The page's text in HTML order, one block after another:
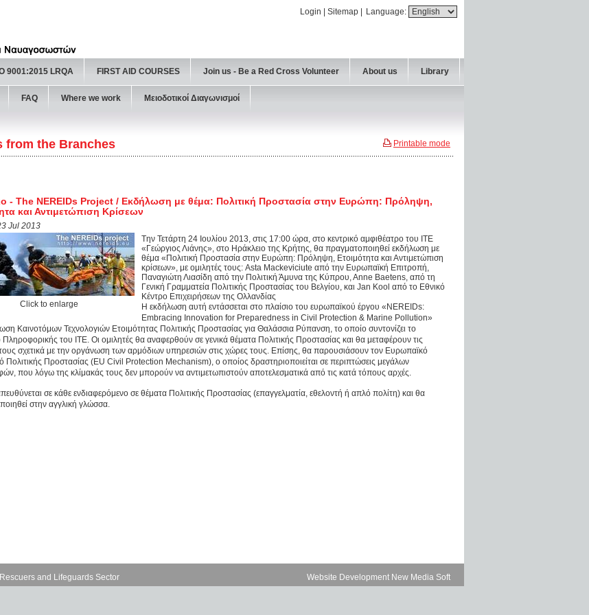
Language:
Login Sitemap
9001:2015 LRQA FIRST AID COURSES Join us - Be a Red Cross Volunteer About us Library
FAQ Where we work Μειοδοτικοί Διαγωνισμοί
Printable mode
from the Branches
- The NEREIDs Project / Εκδήλωση με θέμα: Πολιτική Προστασία στην Ευρώπη: Πρόληψη,
και Αντιμετώπιση Κρίσεων
Jul 2013
Click to enlarge
Tην Τετάρτη 24 Ιουλίου 2013, στις 17:00 ώρα, στο κεντρικό αμφιθέατρο του ΙΤΕ
«Γεώργιος Λιάνης», στο Ηράκλειο της Κρήτης, θα πραγματοποιηθεί εκδήλωση με
θέμα «Πολιτική Προστασία στην Ευρώπη: Πρόληψη, Ετοιμότητα και Αντιμετώπιση
κρίσεων», με ομιλητές τους: Asta Μackeviciute από την Ευρωπαϊκή Επιτροπή,
Παναγιώτη Λιασίδη από την Πολιτική Άμυνα της Kύπρου, Αnne Baetens, από τη
Γενική Γραμματεία Πολιτικής Προστασίας του Βελγίου, και Jan Kool από το Εθνικό
Κέντρο Επιχειρήσεων της Ολλανδίας
H εκδήλωση αυτή εντάσσεται στο πλαίσιο του ευρωπαϊκού έργου «NEREIDs:
Embracing Innovation for Preparedness in Civil Protection & Marine Pollution»
Καινοτόμων Τεχνολογιών Ετοιμότητας Πολιτικής Προστασίας για Θαλάσσια Ρύπανση, το οποίο συντονίζει το
Πληροφορικής του ΙΤΕ. Οι ομιλητές θα αναφερθούν σε γενικά θέματα Πολιτικής Προστασίας και θα μεταφέρουν τις
τους σχετικά με την οργάνωση των αρμόδιων υπηρεσιών στις χώρες τους. Επίσης, θα παρουσιάσουν τον Ευρωπαϊκό
Πολιτικής Προστασίας (EU Civil Protection Mechanism), ο οποίος δραστηριοποιείται σε περιπτώσεις μεγάλων
που λόγω της κλίμακάς τους δεν μπορούν να αντιμετωπιστούν αποτελεσματικά από τις κατά τόπους αρχές.
σε κάθε ενδιαφερόμενο σε θέματα Πολιτικής Προστασίας (επαγγελματία, εθελοντή ή απλό πολίτη) και θα
στην αγγλική γλώσσα.
and Lifeguards Sector Website Development New Media Soft